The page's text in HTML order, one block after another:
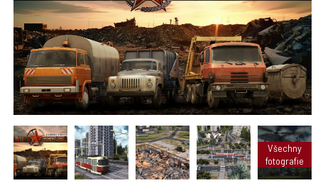
e
t
t
e
n
F
a
c
e
b
o
o
u
t
e
n
a
s
t
X
Všechny
fotografie